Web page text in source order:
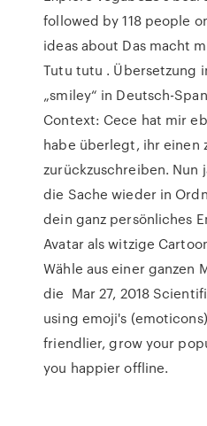
followed by 118 people
ideas about Das macht
Tutu tutu . Übersetzung
„smiley“ in Deutsch-
Context: Cece hat mir
habe überlegt, ihr einen
zurückzuschreiben. Nun
die Sache wieder in
dein ganz persönliches
Avatar als witzige
Wähle aus einer ganzen
die Mar 27, 2018
using emoji's
friendlier, grow your
you happier offline.